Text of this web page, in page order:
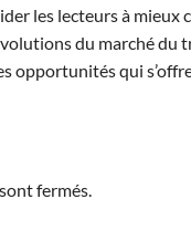
les lecteurs à mieux
du marché du
opportunités qui
fermés.